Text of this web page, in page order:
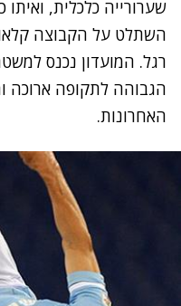
השתלט על הקבוצה
רגל. המועדון נכנס
הגבוהה לתקופה ארוכה
האחרונות.